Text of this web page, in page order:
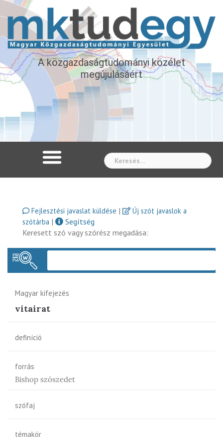
A közgazdaságtudományi közélet
megújulásáért
Fejlesztési javaslat küldése |
Új szót javaslok a
szótárba |
Segítség
Keresett szó vagy szórész megadása:
Magyar kifejezés
vitairat
definíció
forrás
Bishop szószedet
szófaj
témakör